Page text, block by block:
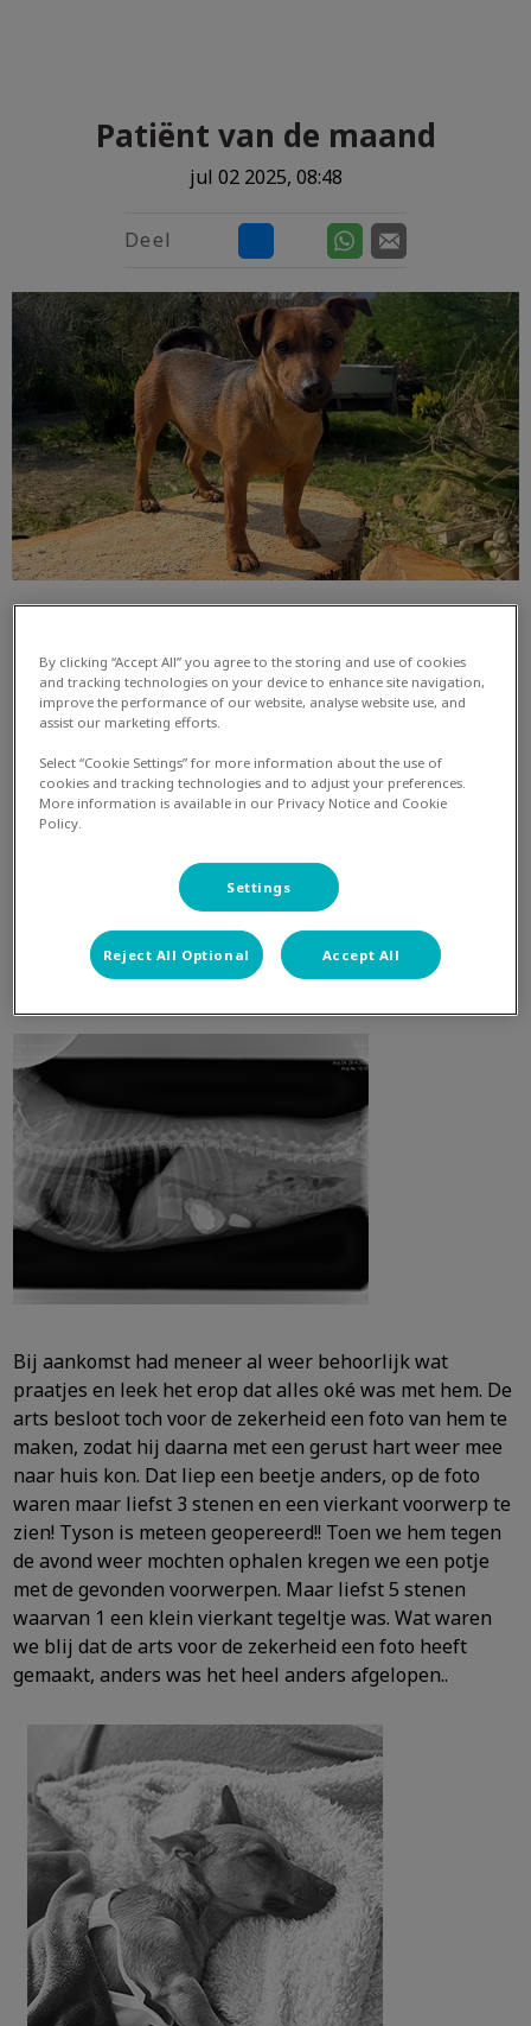
Patiënt van de maand
jul 02 2025, 08:48
Deel
Op een maandagochtend namen we met spoed contact
op met de dierenarts. Tyson, onze Jack Russel houdt van
en de stenen uitbraakt. Deze maandag was het alleen
een beetje anders. Hij bleef maar braken, kiepte om en
viel weg. We kregen geen contact meer met hem en
hebben meteen gebeld. We konden vrijwel meteen
terecht in Sittard.
Bij aankomst had meneer al weer behoorlijk wat
praatjes en leek het erop dat alles oké was met hem. De
arts besloot toch voor de zekerheid een foto van hem te
maken, zodat hij daarna met een gerust hart weer mee
naar huis kon. Dat liep een beetje anders, op de foto
waren maar liefst 3 stenen en een vierkant voorwerp te
zien! Tyson is meteen geopereerd!! Toen we hem tegen
de avond weer mochten ophalen kregen we een potje
met de gevonden voorwerpen. Maar liefst 5 stenen
waarvan 1 een klein vierkant tegeltje was. Wat waren
we blij dat de arts voor de zekerheid een foto heeft
gemaakt, anders was het heel anders afgelopen..
By clicking “Accept All” you agree to the storing and use of cookies
and tracking technologies on your device to enhance site navigation,
improve the performance of our website, analyse website use, and
assist our marketing efforts.
Select “Cookie Settings” for more information about the use of
cookies and tracking technologies and to adjust your preferences.
More information is available in our Privacy Notice and Cookie
Policy.
Settings
Reject All Optional Accept All